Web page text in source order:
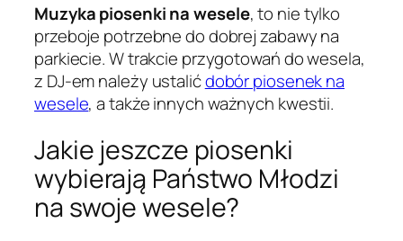
Muzyka piosenki na wesele, to nie tylko
przeboje potrzebne do dobrej zabawy na
parkiecie. W trakcie przygotowań do wesela,
z DJ-em należy ustalićdobór piosenek na
wesele, a także innych ważnych kwestii.
Jakie jeszcze piosenki
wybierają Państwo Młodzi
na swoje wesele?